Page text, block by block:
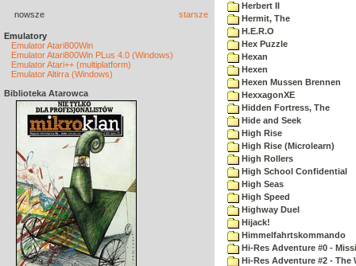
nowsze starsze
Emulatory
Emulator Atari800Win
Emulator Atari800Win PLus 4.0 (Windows)
Emulator Atari++ (multiplatform)
Emulator Altirra (Windows)
Biblioteka Atarowca
Herbert II
Hermit, The
H.E.R.O
Hex Puzzle
Hexan
Hexen
Hexen Mussen Brennen
HexxagonXE
Hidden Fortress, The
Hide and Seek
High Rise
High Rise (Microlearn)
High Rollers
High School Confidential
High Seas
High Speed
Highway Duel
Hijack!
Himmelfahrtskommando
Hi-Res Adventure #0 -
Hi-Res Adventure #2 - The